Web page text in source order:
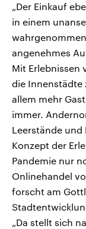
„Der Einkauf
in einem
angenehmes
Mit Erlebnissen
die Innenstädte
allem mehr
immer.
Leerstände und
Konzept der
Pandemie nur
Onlinehandel
forscht am
„Da stellt sich